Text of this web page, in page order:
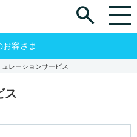
お客さま
ュレーションサービス
ス